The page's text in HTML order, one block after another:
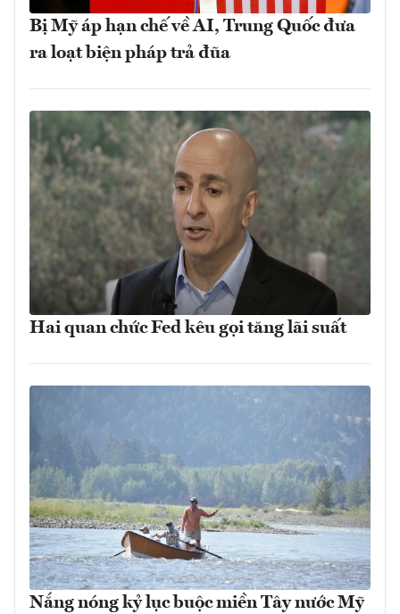
Bị Mỹ áp hạn chế về AI, Trung Quốc đưa
ra loạt biện pháp trả đũa
Hai quan chức Fed kêu gọi tăng lãi suất
Nắng nóng kỷ lục buộc miền Tây nước Mỹ